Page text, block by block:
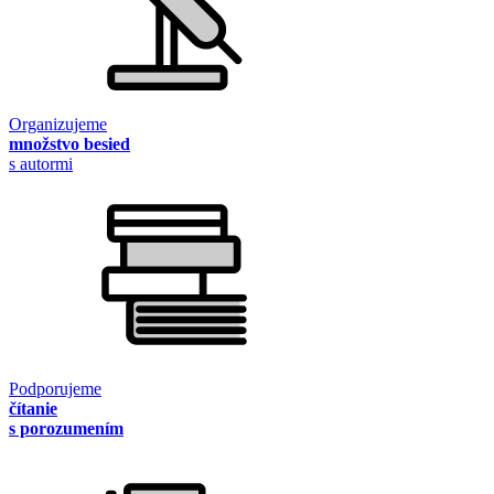
Organizujeme
množstvo besied
s autormi
Podporujeme
čítanie
s porozumením